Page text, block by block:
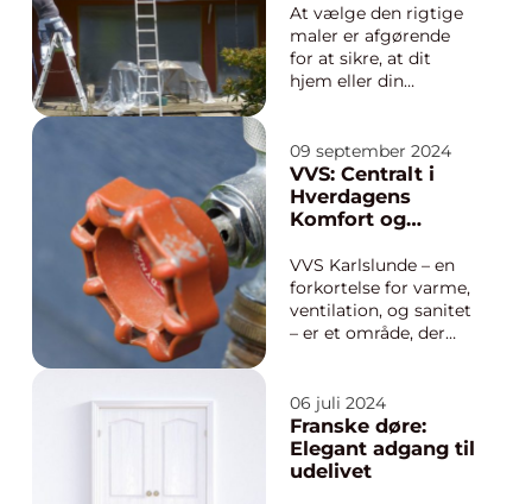
At vælge den rigtige
maler er afgørende
for at sikre, at dit
hjem eller din
finish, som du ønsker.
I Næstved og omegn
er der en række
malerfirmaer at
de...
09 september 2024
VVS: Centralt i
Hverdagens
Komfort og
VVS Karlslunde – en
forkortelse for varme,
ventilation, og sanitet
– er et område, der
bygninger, både i de
hjemlige omgivelser
og i erhvervssektoren.
Det dækker over
06 juli 2024
Franske døre:
Elegant adgang til
udelivet